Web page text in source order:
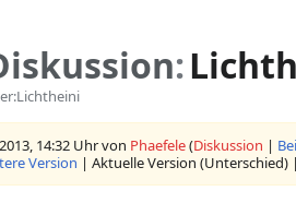
:
14:32 Uhr von Phaefele(Diskussion |
Version | Aktuelle Version